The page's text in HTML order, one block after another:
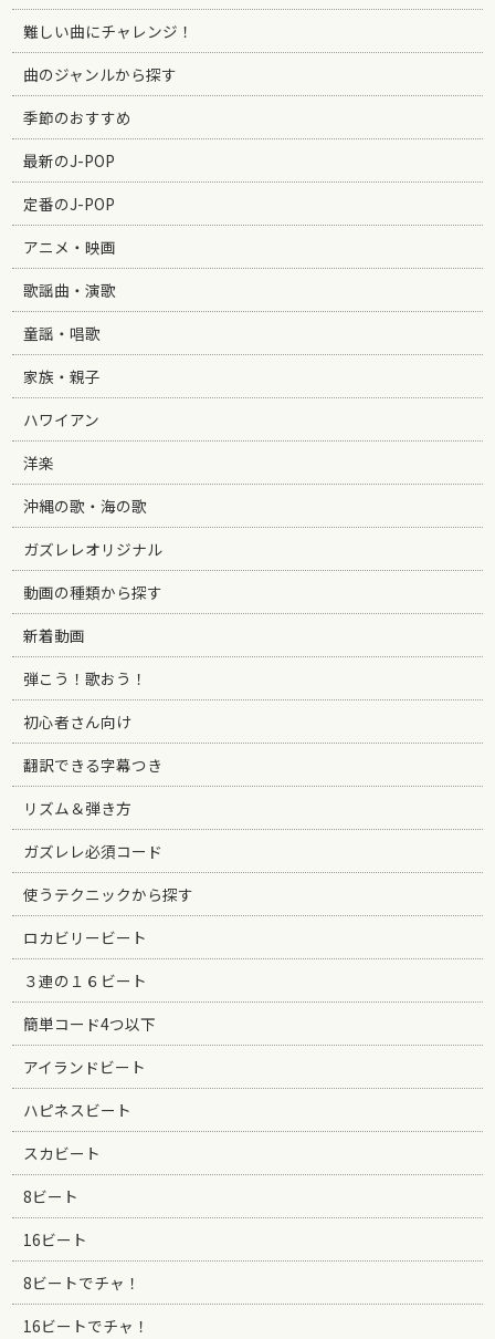
難しい曲にチャレンジ！
曲のジャンルから探す
季節のおすすめ
最新のJ-POP
定番のJ-POP
アニメ・映画
歌謡曲・演歌
童謡・唱歌
家族・親子
ハワイアン
洋楽
沖縄の歌・海の歌
ガズレレオリジナル
動画の種類から探す
新着動画
弾こう！歌おう！
初心者さん向け
翻訳できる字幕つき
リズム＆弾き方
ガズレレ必須コード
使うテクニックから探す
ロカビリービート
３連の１６ビート
簡単コード4つ以下
アイランドビート
ハピネスビート
スカビート
8ビート
16ビート
8ビートでチャ！
16ビートでチャ！